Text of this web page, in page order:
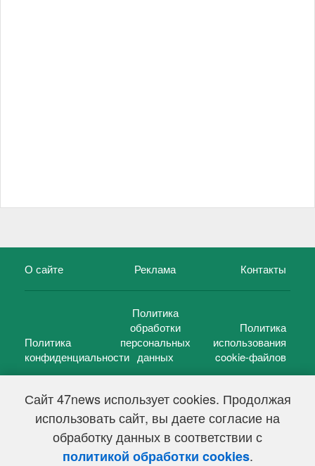
Сайт 47news использует cookies. Продолжая
использовать сайт, вы даете согласие на
обработку данных в соответствии с
политикой обработки cookies.
О сайте Реклама Контакты
Политика
конфиденциальности
Политика
обработки
персональных
данных
Политика
использования
cookie-файлов
47 новостей (47 news)2005 — 2026 г.
Свидетельство о регистрации СМИ Эл № ФС 77-39848, выдано
Федеральной службой по надзору в сфере связи,
информационных технологий и массовых коммуникаций